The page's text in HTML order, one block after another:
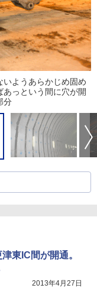
ようあらかじめ固め
っという間に穴が開
分
東IC間が開通。
2013年4月27日